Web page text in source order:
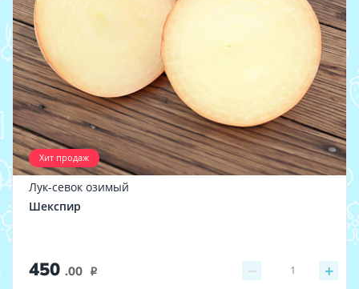
Хит продаж
Лук-севок озимый
Шекспир
450 .00 i − +
1